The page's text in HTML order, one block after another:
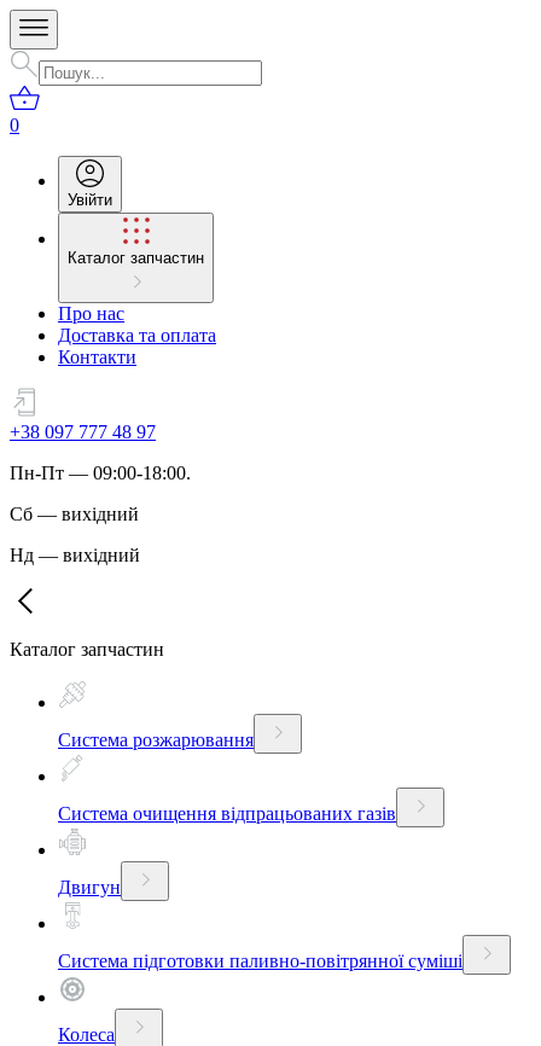
0
Увійти
Каталог запчастин
Про нас
Доставка та оплата
Контакти
+38 097 777 48 97
Пн-Пт — 09:00-18:00.
Сб — вихідний
Нд — вихідний
Каталог запчастин
Система розжарювання
Система очищення відпрацьованих газів
Двигун
Система підготовки паливно-повітрянної суміші
Колеса